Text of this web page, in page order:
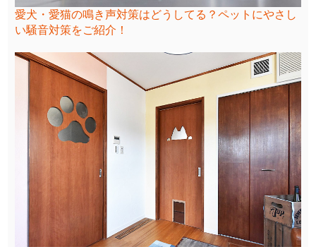
愛犬・愛猫の鳴き声対策はどうしてる？ペットにやさし
い騒音対策をご紹介！